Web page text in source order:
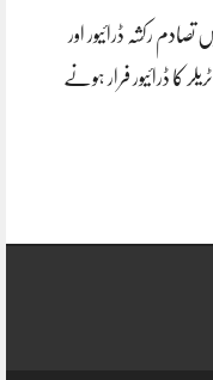
تصادم رکشہ ڈرائیور اور
کا ڈرائیور فرار ہونے